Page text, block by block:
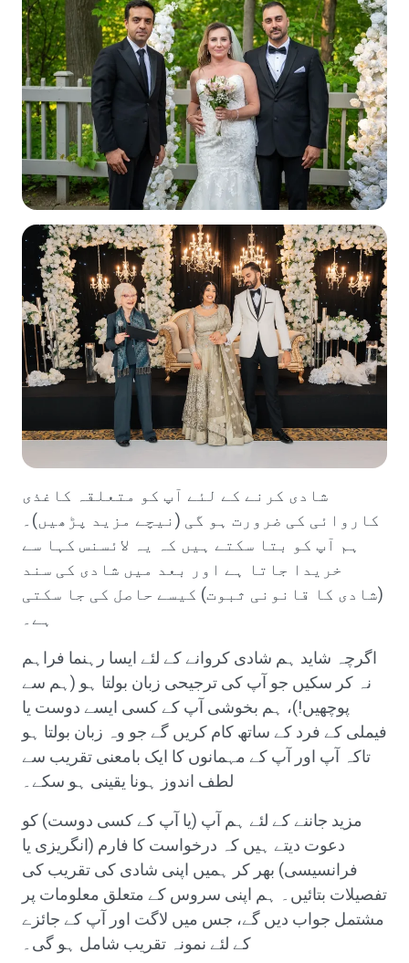
شادی کرنے کے لئے آپ کو متعلقہ کاغذی
کاروائی کی ضرورت ہو گی (نیچے مزید پڑھیں)۔
ہم آپ کو بتا سکتے ہیں کہ یہ لائسنس کہا سے
خریدا جاتا ہے اور بعد میں شادی کی سند
(شادی کا قانونی ثبوت) کیسے حاصل کی جا سکتی
ہے۔
اگرچہ شاید ہم شادی کروانے کے لئے ایسا رہنما فراہم
نہ کر سکیں جو آپ کی ترجیحی زبان بولتا ہو (ہم سے
پوچھیں!)، ہم بخوشی آپ کے کسی ایسے دوست یا
فیملی کے فرد کے ساتھ کام کریں گے جو وہ زبان بولتا ہو
تاکہ آپ اور آپ کے مہمانوں کا ایک بامعنی تقریب سے
لطف اندوز ہونا یقینی ہو سکے۔
مزید جاننے کے لئے ہم آپ (یا آپ کے کسی دوست) کو
دعوت دیتے ہیں کہ درخواست کا فارم (انگریزی یا
فرانسیسی) بھر کر ہمیں اپنی شادی کی تقریب کی
تفصیلات بتائیں۔ ہم اپنی سروس کے متعلق معلومات پر
مشتمل جواب دیں گے، جس میں لاگت اور آپ کے جائزے
کے لئے نمونہ تقریب شامل ہو گی۔